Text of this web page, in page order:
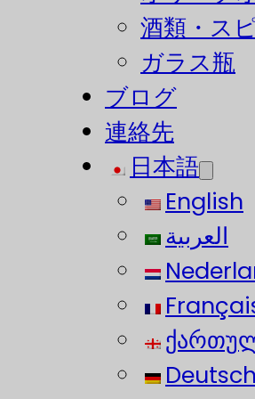
酒類・ス
ガラス瓶
ブログ
連絡先
日本語
English
العربية
Deutsch